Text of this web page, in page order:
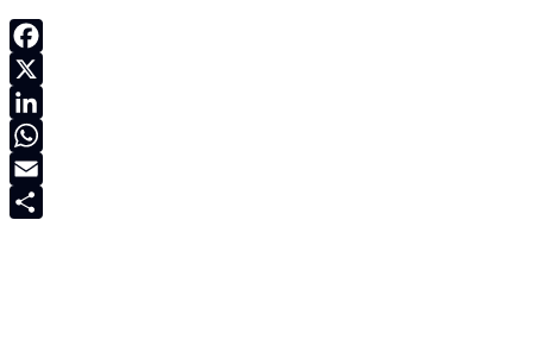
Facebook
X
LinkedIn
WhatsApp
Email